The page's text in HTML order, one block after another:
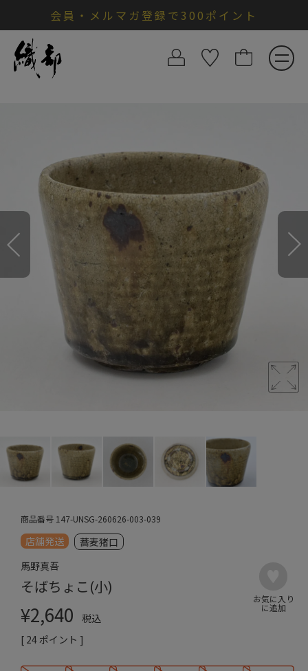
会員・メルマガ登録で300ポイント
商品番号 147-UNSG-260626-003-039
店舗発送
蕎麦猪口
馬野真吾
そばちょこ(小)
¥2,640
税込
[ 24 ポイント ]